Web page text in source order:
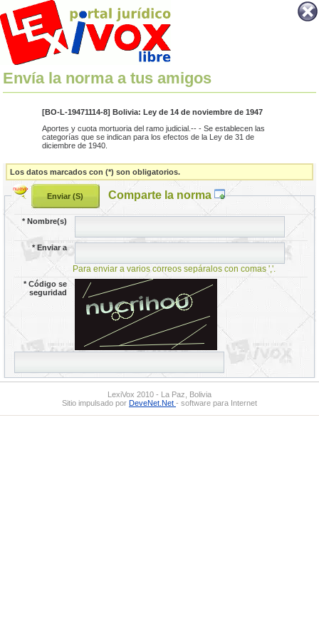
Envía la norma a tus amigos
[BO-L-19471114-8] Bolivia: Ley de 14 de noviembre de 1947
Aportes y cuota mortuoria del ramo judicial.-- - Se establecen las
categorías que se indican para los efectos de la Ley de 31 de
diciembre de 1940.
Los datos marcados con (*) son obligatorios.
Comparte la norma
*Nombre(s)
*Enviar a
Para enviar a varios correos sepáralos con comas ','.
*Código se
seguridad
LexiVox 2010 - La Paz, Bolivia
Sitio impulsado por DeveNet.Net - software para Internet